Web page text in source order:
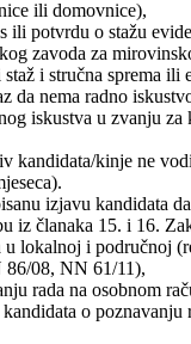
ili domovnice),
ili potvrdu o stažu
zavoda za
i stručna sprema ili
da nema radno
iskustva u zvanju za
kandidata/kinje ne
izjavu kandidata
iz članaka 15. i 16.
u lokalnoj i područnoj
86/08, NN 61/11),
rada na osobnom
o poznavanju